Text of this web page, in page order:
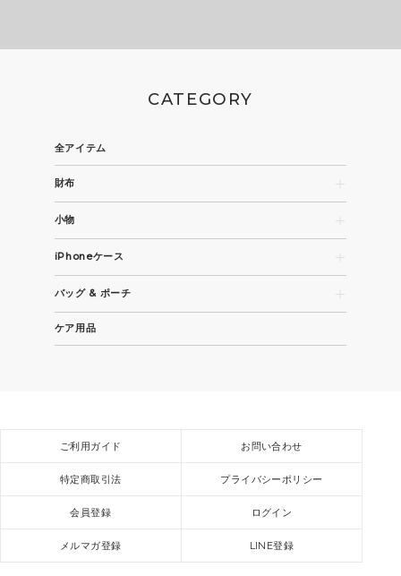
CATEGORY
全アイテム
財布
カード / コインケース
小物
キーケース / キーホルダー
その他革小物
iPhoneケース
iPhone 15 Pro Max
バッグ & ポーチ
トートバッグ
ビジネスバッグ
ケア用品
ご利用ガイド お問い合わせ
特定商取引法 プライバシーポリシー
会員登録 ログイン
メルマガ登録 LINE登録